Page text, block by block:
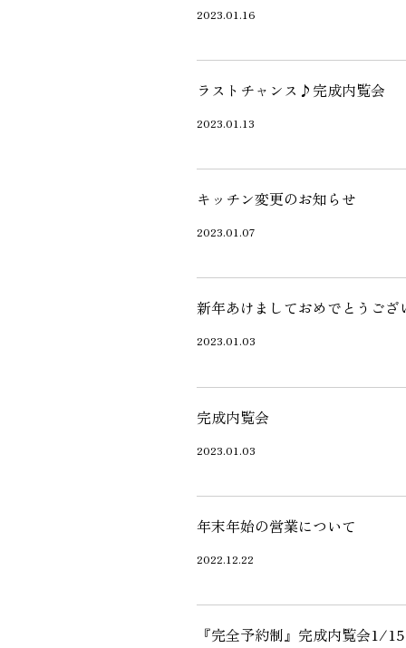
よくある質問2023.01.16
ラストチャンス♪完成内覧会
2023.01.13
キッチン変更のお知らせ
2023.01.07
新年あけましておめでとうござ
2023.01.03
完成内覧会
2023.01.03
年末年始の営業について
2022.12.22
『完全予約制』完成内覧会1/15